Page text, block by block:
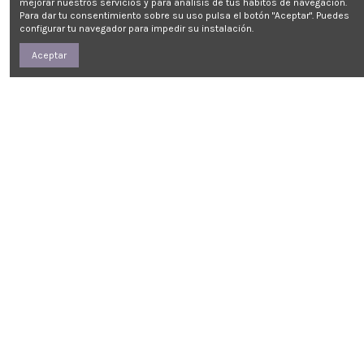
mejorar nuestros servicios y para análisis de tus hábitos de navegación.
Para dar tu consentimiento sobre su uso pulsa el botón "Aceptar". Puedes
configurar tu navegador para impedir su instalación.
Aceptar